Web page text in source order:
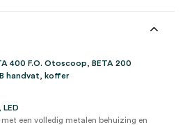
400 F.O. Otoscoop, BETA 200
handvat, koffer
een volledig metalen behuizing en